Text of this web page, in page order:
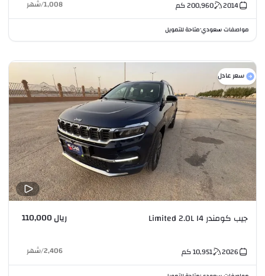
2014
200,960كم 1,008
/شهر
مواصفات سعودي•متاحة للتمويل
سعر عادل
جيب كومندر Limited 2.0L I4 ريال 110,000
2026
10,951كم 2,406
/شهر